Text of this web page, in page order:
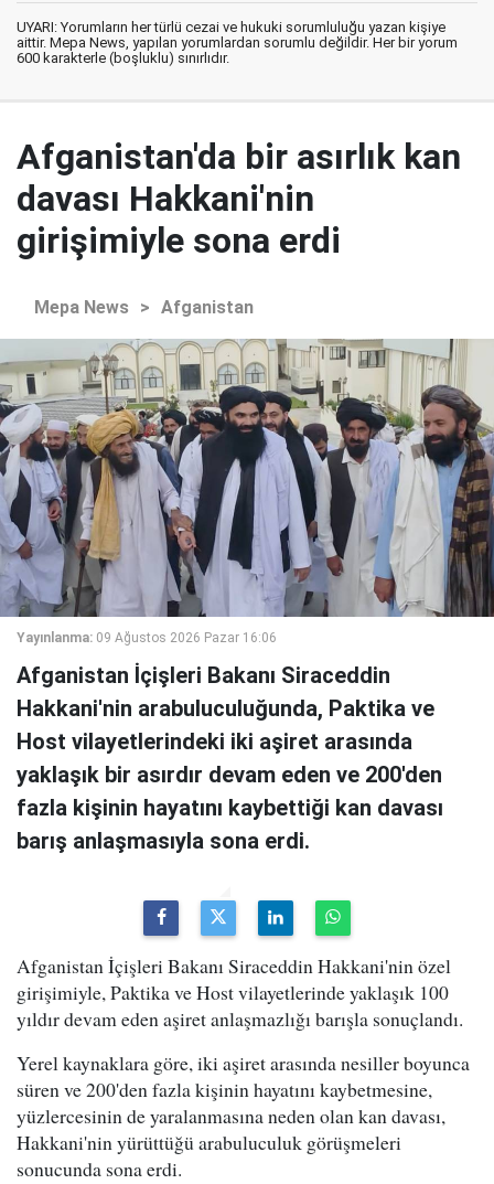
UYARI: Yorumların her türlü cezai ve hukuki sorumluluğu yazan kişiye
aittir. Mepa News, yapılan yorumlardan sorumlu değildir. Her bir yorum
600 karakterle (boşluklu) sınırlıdır.
Afganistan'da bir asırlık kan
davası Hakkani'nin
girişimiyle sona erdi
Mepa News > Afganistan
Yayınlanma: 09 Ağustos 2026 Pazar 16:06
Afganistan İçişleri Bakanı Siraceddin
Hakkani'nin arabuluculuğunda, Paktika ve
Host vilayetlerindeki iki aşiret arasında
yaklaşık bir asırdır devam eden ve 200'den
fazla kişinin hayatını kaybettiği kan davası
barış anlaşmasıyla sona erdi.
Afganistan İçişleri Bakanı Siraceddin Hakkani'nin özel
girişimiyle, Paktika ve Host vilayetlerinde yaklaşık 100
yıldır devam eden aşiret anlaşmazlığı barışla sonuçlandı.
Yerel kaynaklara göre, iki aşiret arasında nesiller boyunca
süren ve 200'den fazla kişinin hayatını kaybetmesine,
yüzlercesinin de yaralanmasına neden olan kan davası,
Hakkani'nin yürüttüğü arabuluculuk görüşmeleri
sonucunda sona erdi.